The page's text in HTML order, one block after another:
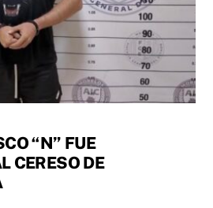
“N” FUE
CERESO DE